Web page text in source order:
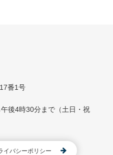
番1号
後4時30分まで（土日・祝
イバシーポリシー